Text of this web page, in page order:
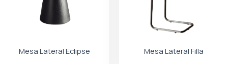
Mesa Lateral Eclipse Mesa Lateral Filla